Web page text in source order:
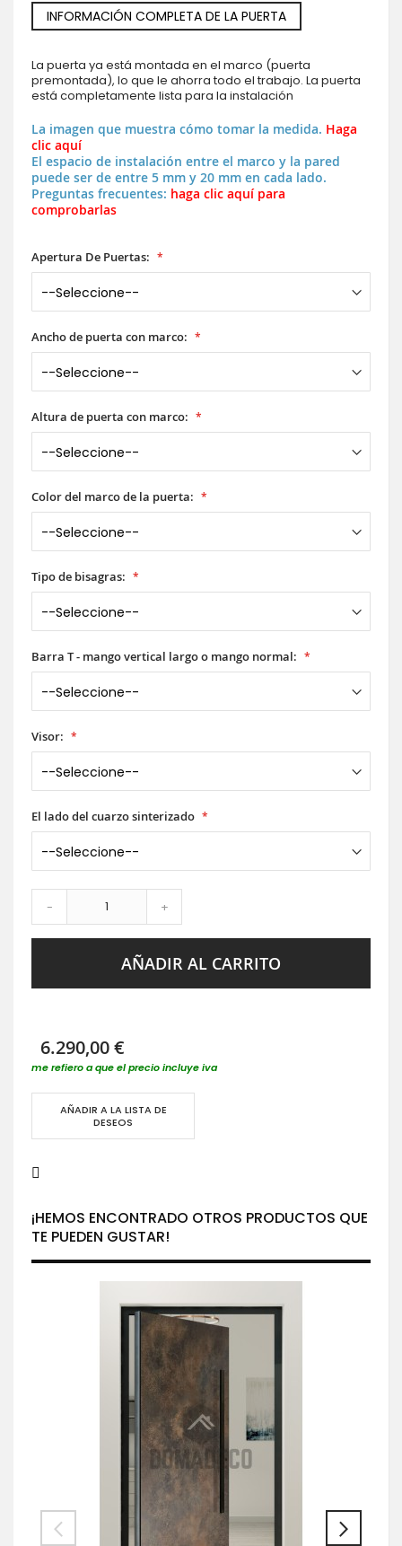
INFORMACIÓN COMPLETA DE LA PUERTA
La puerta ya está montada en el marco (puerta
premontada), lo que le ahorra todo el trabajo. La puerta
está completamente lista para la instalación
La imagen que muestra cómo tomar la medida. Haga
clic aquí
El espacio de instalación entre el marco y la pared
puede ser de entre 5 mm y 20 mm en cada lado.
Preguntas frecuentes: haga clic aquí para
comprobarlas
Apertura De Puertas:
Ancho de puerta con marco:
Altura de puerta con marco:
Color del marco de la puerta:
Tipo de bisagras:
Barra T - mango vertical largo o mango normal:
Visor:
El lado del cuarzo sinterizado
- +
AÑADIR AL CARRITO
6.290,00 €
me refiero a que el precio incluye iva
AÑADIR A LA LISTA DE
DESEOS
¡HEMOS ENCONTRADO OTROS PRODUCTOS QUE
TE PUEDEN GUSTAR!